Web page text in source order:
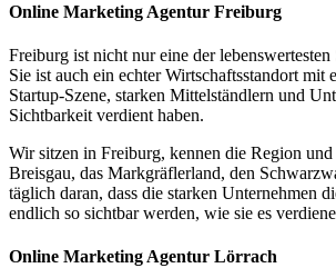
Online Marketing Agentur Freiburg
Freiburg ist nicht nur eine der lebenswertesten
Sie ist auch ein echter Wirtschaftsstandort mit
Startup-Szene, starken Mittelständlern und
Sichtbarkeit verdient haben.
Wir sitzen in Freiburg, kennen die Region
Breisgau, das Markgräflerland, den
täglich daran, dass die starken Unternehmen
endlich so sichtbar werden, wie sie es
Online Marketing Agentur Lörrach